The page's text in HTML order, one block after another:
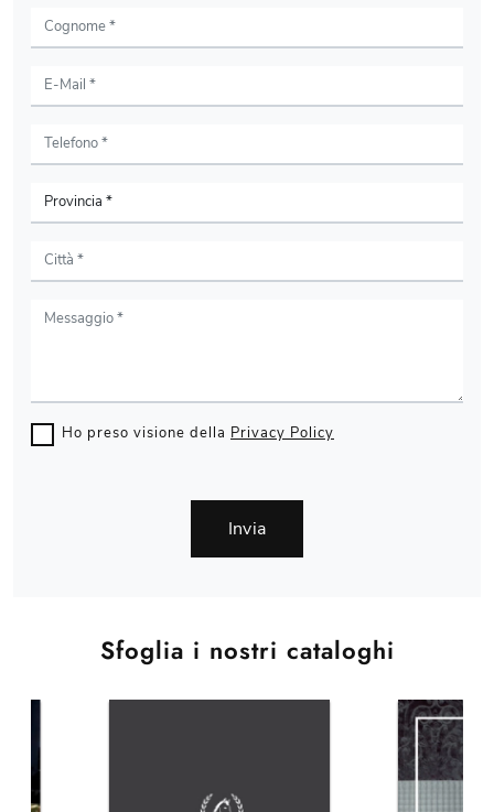
Sfoglia i nostri cataloghi
Ho preso visione della Privacy Policy
Invia